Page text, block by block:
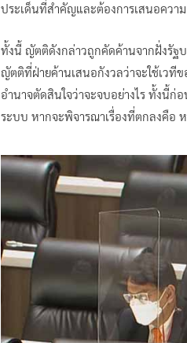
ประเด็นที่สำคัญและต้องการเสนอควา
ทั้งนี้ ญัตติดังกล่าวถูกคัดค้านจากฝั่งรัฐ
ญัตติที่ฝ่ายค้านเสนอกังวลว่าจะใช้เวที
อำนาจตัดสินใจว่าจะจบอย่างไร ทั้งนี้
ระบบ หากจะพิจารณาเรื่องที่ตกลงคือ